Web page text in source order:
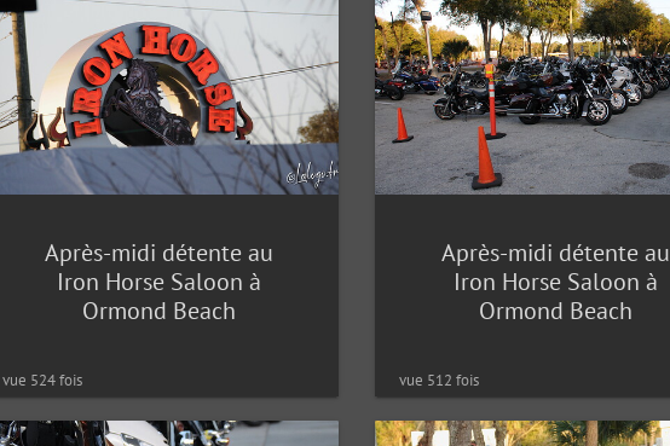
Après-midi détente au
Iron Horse Saloon à
Ormond Beach
vue 524 fois
Après-midi détente au
Iron Horse Saloon à
Ormond Beach
vue 512 fois